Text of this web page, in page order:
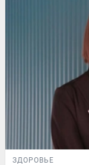
ЗДОРОВЬЕ